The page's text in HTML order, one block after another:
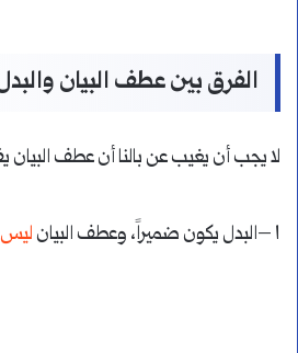
الفرق بين عطف البيان
لا يجب أن يغيب عن بالنا أن عطف البيان
١ –البدل يكون ضميراً، وعطف البيان ليس